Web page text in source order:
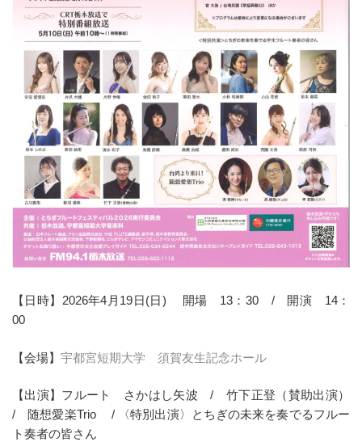
【日時】2026年4月19日(日) 開場 13：30 / 開演 14：
00
【会場】 宇都宮短期大学 須賀友生記念ホール
【出演】フルート さかはし矢波 / 竹下正登（賛助出演）
/ 随想愛楽Trio / 〈特別出演〉とちぎの未来を奏でるフルー
ト奏者の皆さん